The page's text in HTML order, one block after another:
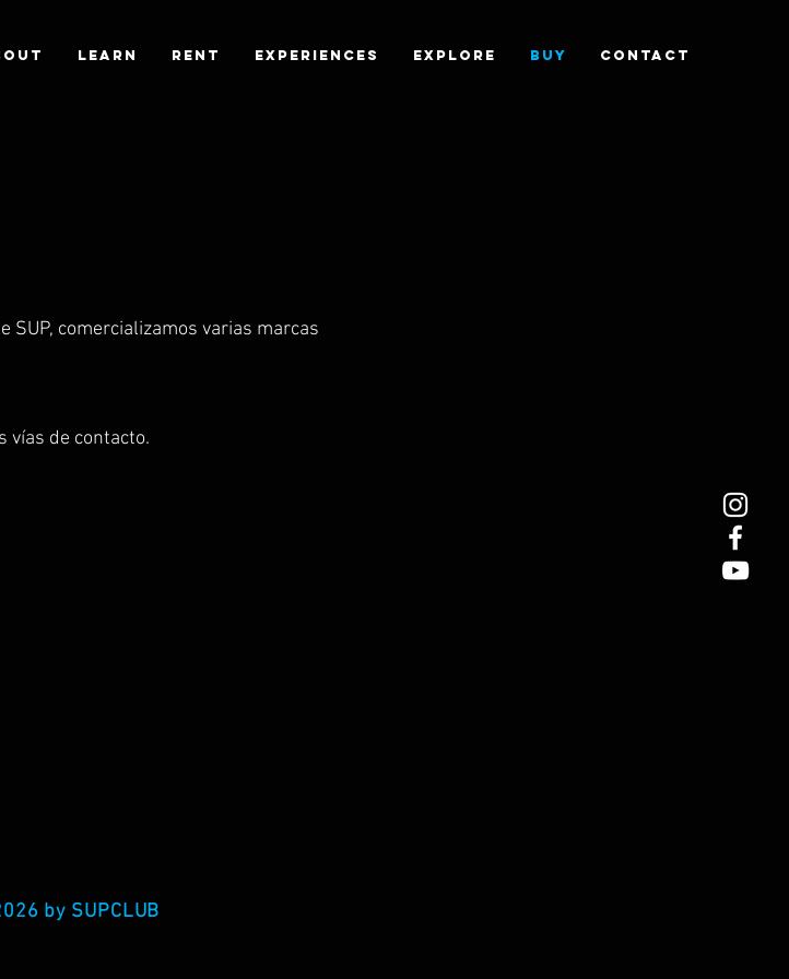
LEARN RENT EXPERIENCES EXPLORE BUY CONTACT
SUP, comercializamos varias marcas
vías de contacto.
by SUPCLUB